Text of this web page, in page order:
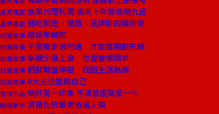
產業風雲 放棄代理利潤 換來十年營收增九倍
產業風雲 通吃製造、通路、品牌財的購併術
封面故事 順境學轉舵
封面故事 不重複走過的路 才能當開創先鋒
封面故事 寧願少賺上億 也要當領頭羊
封面故事 把辭職當停損 找回生活熱情
封面故事 6大方法盤點自己
管理小品 做好第一印象 不滿意度降至一％
關鍵數字 濟貧比抗暖更造福人類